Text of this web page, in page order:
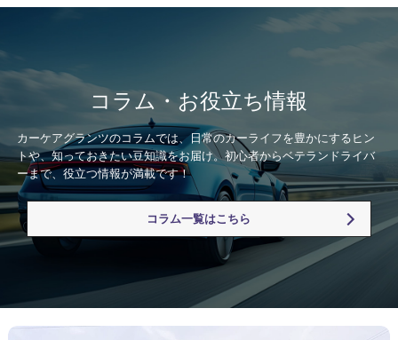
コラム・お役立ち情報
カーケアグランツのコラムでは、日常のカーライフを豊かにするヒン
トや、知っておきたい豆知識をお届け。初心者からベテランドライバ
ーまで、役立つ情報が満載です！
コラム一覧はこちら